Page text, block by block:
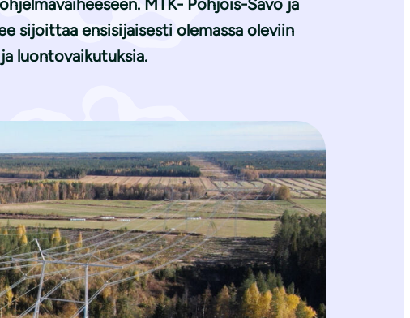
MTK- Pohjois-Savo ja
sijoittaa ensisijaisesti olemassa oleviin
luontovaikutuksia.